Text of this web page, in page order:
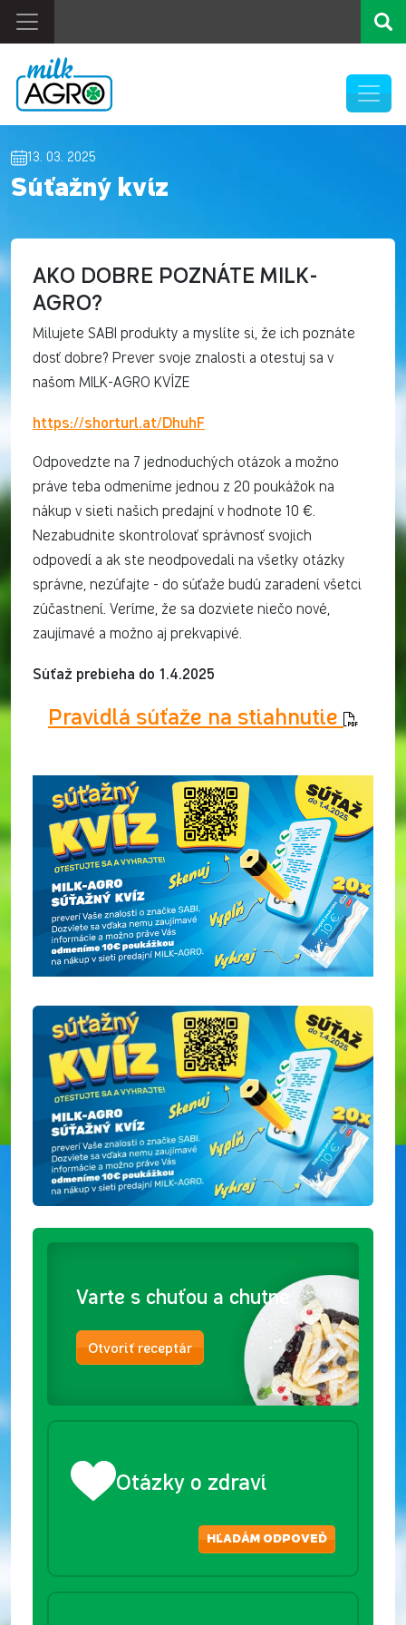
13. 03. 2025
Súťažný kvíz
AKO DOBRE POZNÁTE MILK-
AGRO?
Milujete SABI produkty a myslíte si, že ich poznáte
dosť dobre? Prever svoje znalosti a otestuj sa v
našom MILK-AGRO KVÍZE
https://shorturl.at/DhuhF
Odpovedzte na 7 jednoduchých otázok a možno
práve teba odmeníme jednou z 20 poukážok na
nákup v sieti našich predajní v hodnote 10 €.
Nezabudnite skontrolovať správnosť svojich
odpovedí a ak ste neodpovedali na všetky otázky
správne, nezúfajte - do súťaže budú zaradení všetci
zúčastnení. Veríme, že sa dozviete niečo nové,
zaujímavé a možno aj prekvapivé.
Súťaž prebieha do 1.4.2025
Pravidlá súťaže na stiahnutie
Varte s chuťou a chutne
Otvoriť receptár
Otázky o zdraví
HĽADÁM ODPOVEĎ